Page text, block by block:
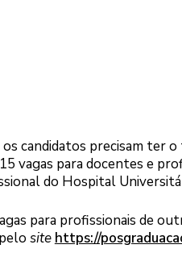
candidatos precisam ter
vagas para docentes e
do Hospital
para profissionais de
site https://